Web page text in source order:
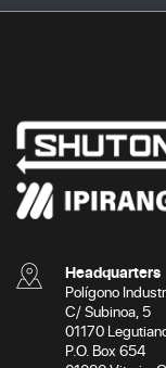
Headquarters
Polígono
C/ Subinoa, 5
01170
P.O. Box 654